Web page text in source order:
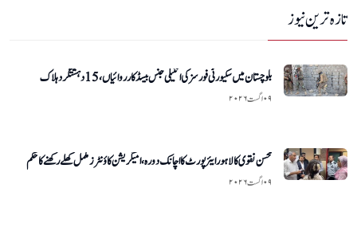
تازہ ترین نیوز
بلوچستان میں سکیورٹی فورسز کی انٹیلی جنس بیسڈ کارروائیاں، 15 دہشتگرد ہلاک
۰۹ اگست ۲۰۲۶
محسن نقوی کا لاہور ایئرپورٹ کا اچانک دورہ، امیگریشن کاؤنٹرز مکمل کھلے رکھنے کا حکم
۰۹ اگست ۲۰۲۶